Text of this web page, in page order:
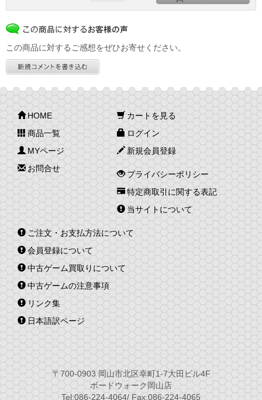
この商品に対するご感想をぜひお寄せください。
HOME
商品一覧
MYページ
お問合せ
カートを見る
ログイン
新規会員登録
プライバシーポリシー
特定商取引に関する表記
当サイトについて
ご注文・お支払方法について
会員登録について
中古ゲーム買取りについて
中古ゲームの注意事項
リンク集
日本語訳ページ
〒700-0903 岡山市北区幸町1-7大田ビル4F
ボードウォーク岡山店
Tel:086-224-4064/ Fax:086-224-4065